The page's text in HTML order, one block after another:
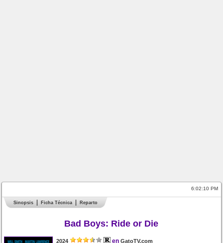
6:02:10 PM
Sinopsis Ficha Técnica Reparto
Bad Boys: Ride or Die
2024 en GatoTV.com